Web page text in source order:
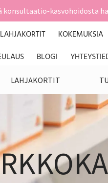
konsultaatio-kasvohoidosta
LAHJAKORTIT KOKEMUKSIA
BLOGI
LAHJAKORTIT